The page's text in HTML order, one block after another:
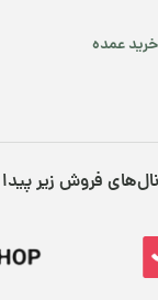
خرید عمده
فروش زیر